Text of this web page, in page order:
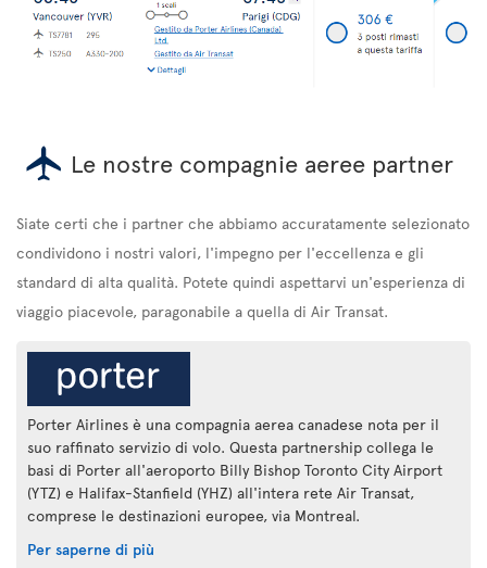
Le nostre compagnie aeree partner
Siate certi che i partner che abbiamo accuratamente selezionato
condividono i nostri valori, l'impegno per l'eccellenza e gli
standard di alta qualità. Potete quindi aspettarvi un'esperienza di
viaggio piacevole, paragonabile a quella di Air Transat.
Porter Airlines è una compagnia aerea canadese nota per il
suo raffinato servizio di volo. Questa partnership collega le
basi di Porter all'aeroporto Billy Bishop Toronto City Airport
(YTZ) e Halifax-Stanfield (YHZ) all'intera rete Air Transat,
comprese le destinazioni europee, via Montreal.
Per saperne di più